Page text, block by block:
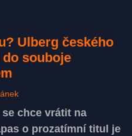
Ulberg českého
souboje
chce vrátit na
o prozatímní titul je